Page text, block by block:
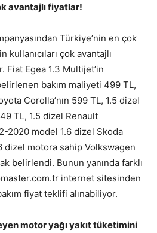
avantajlı fiyatlar!
Türkiye’nin en çok
çok avantajlı
Fiat Egea 1.3 Multijet’in
bakım maliyeti 499 TL,
Corolla’nın 599 TL, 1.5 dizel
TL, 1.5 dizel Renault
2020 model 1.6 dizel Skoda
dizel motora sahip Volkswagen
belirlendi. Bunun yanında farklı
internet sitesinden
fiyat teklifi alınabiliyor.
motor yağı yakıt tüketimini